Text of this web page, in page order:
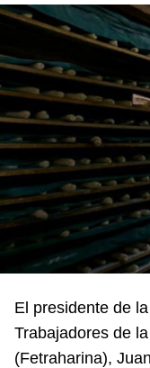
El presidente de
Trabajadores de
(Fetraharina),